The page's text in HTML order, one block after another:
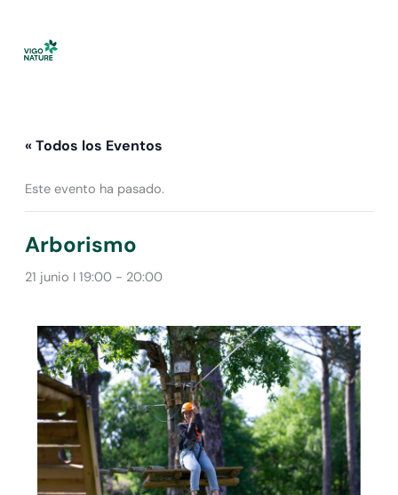
contenido
« Todos los Eventos
Este evento ha pasado.
Arborismo
21 junio I 19:00- 20:00